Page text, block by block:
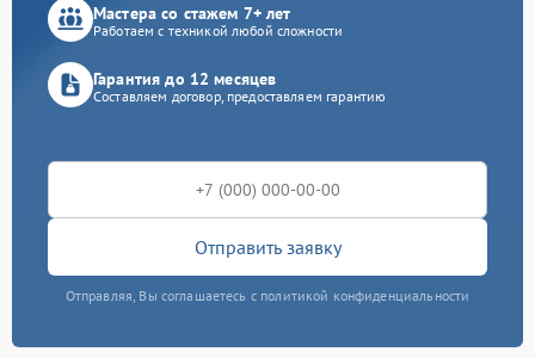
Мастера со стажем 7+ лет
Работаем с техникой любой сложности
Гарантия до 12 месяцев
Составляем договор, предоставляем гарантию
Отправить заявку
Отправляя, Вы соглашаетесь с политикой конфиденциальности